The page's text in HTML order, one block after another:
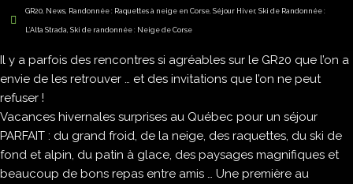
GR20, News, Randonnée : Raquettes à neige en Corse,Séjour Hiver,Ski de Randonnée :
L’Alta Strada,Ski de randonnée : Neige de Corse
Il y a parfois des rencontres si agréables sur le GR20 que l’on a
envie de les retrouver … et des invitations que l’on ne peut
refuser !
Vacances hivernales surprises au Québec pour un séjour
PARFAIT : du grand froid, de la neige, des raquettes, du ski de
fond et alpin, du patin à glace, des paysages magnifiques et
beaucoup de bons repas entre amis … Une première au